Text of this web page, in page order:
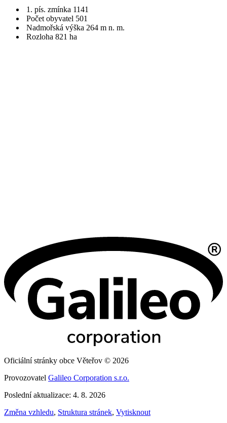
1. pís. zmínka 1141
Počet obyvatel 501
Nadmořská výška 264 m n. m.
Rozloha 821 ha
Oficiální stránky obce Věteřov © 2026
Provozovatel Galileo Corporation s.r.o.
Poslední aktualizace: 4. 8. 2026
Změna vzhledu, Struktura stránek, Vytisknout